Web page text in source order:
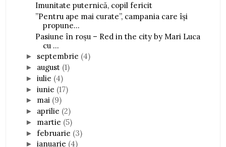
Imunitate puternică, copil fericit
”Pentru ape mai curate”, campania care își
propune...
Pasiune în roșu – Red in the city by Mari Luca
cu ...
► septembrie (4)
► august (1)
►iulie (4)
►iunie (17)
► mai (9)
► aprilie (2)
► martie (5)
►februarie (3)
►ianuarie (4)